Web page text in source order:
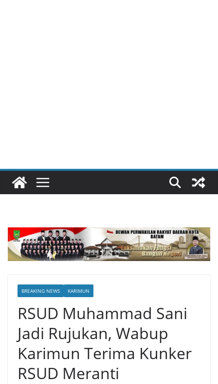
BREAKING NEWS KARIMUN
RSUD Muhammad Sani
Jadi Rujukan, Wabup
Karimun Terima Kunker
RSUD Meranti